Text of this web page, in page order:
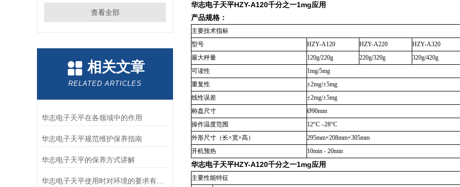
查看全部
相关文章
RELATED ARTICLES
华志电子天平在各领域中的作用
华志电子天平规范维护保养指南
华志电子天平的保养方式讲解
华志电子天平使用时对环境的要求有哪些？
华志电子天平HZY-A120千分之一1mg应用
产品规格：
主要技术指标
型号
HZY-A120 HZY-A220
HZY-A320
最大秤量
120g/220g 220g/320g
320g/420g
可读性
1mg/5mg
重复性
±2mg/±5mg
线性误差
±2mg/±5mg
称盘尺寸
Ø90mm
操作温度范围
12°C –28°C
外形尺寸（长×宽×高）
295mm×208mm×305mm
开机预热
10min - 20min
华志电子天平HZY-A120千分之一1mg应用
主要性能特征